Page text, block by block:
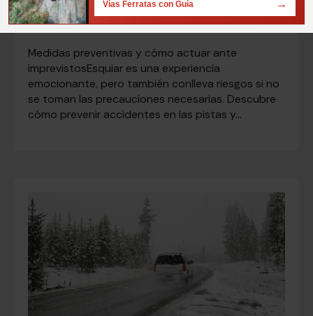
25 de mars de 2025
Medidas preventivas y cómo actuar ante
imprevistosEsquiar es una experiencia
emocionante, pero también conlleva riesgos si no
se toman las precauciones necesarias. Descubre
cómo prevenir accidentes en las pistas y…
Vías Ferratas con Guía →